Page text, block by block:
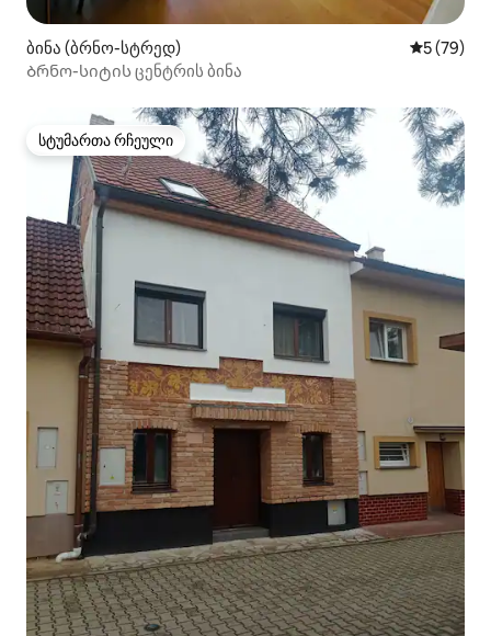
ბინა (ბრნო-სტრედ) საშუალო
5 (79)
Ბრნო-სიტის ცენტრის ბინა
სტუმართა რჩეული
სტუმართა რჩეული